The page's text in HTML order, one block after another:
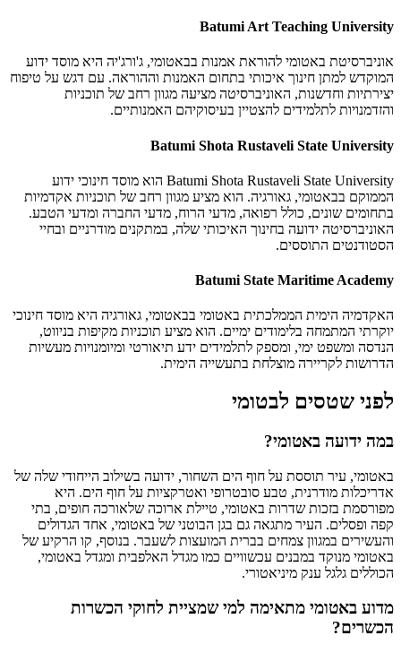
Batumi Art Teaching University
אוניברסיטת באטומי להוראת אמנות בבאטומי, ג'ורג'יה היא מוסד ידוע
המוקדש למתן חינוך איכותי בתחום האמנות וההוראה. עם דגש על טיפוח
יצירתיות וחדשנות, האוניברסיטה מציעה מגוון רחב של תוכניות
והזדמנויות לתלמידים להצטיין בעיסוקיהם האמנותיים.
Batumi Shota Rustaveli State University
Batumi Shota Rustaveli State University הוא מוסד חינוכי ידוע
הממוקם בבאטומי, גאורגיה. הוא מציע מגוון רחב של תוכניות אקדמיות
בתחומים שונים, כולל רפואה, מדעי הרוח, מדעי החברה ומדעי הטבע.
האוניברסיטה ידועה בחינוך האיכותי שלה, במתקנים מודרניים ובחיי
הסטודנטים התוססים.
Batumi State Maritime Academy
האקדמיה הימית הממלכתית באטומי בבאטומי, גאורגיה היא מוסד חינוכי
יוקרתי המתמחה בלימודים ימיים. הוא מציע תוכניות מקיפות בניווט,
הנדסה ומשפט ימי, ומספק לתלמידים ידע תיאורטי ומיומנויות מעשיות
הדרושות לקריירה מוצלחת בתעשייה הימית.
לפני שטסים לבטומי
במה ידועה באטומי?
באטומי, עיר תוססת על חוף הים השחור, ידועה בשילוב הייחודי שלה של
אדריכלות מודרנית, טבע סובטרופי ואטרקציות על חוף הים. היא
מפורסמת בזכות שדרות באטומי, טיילת ארוכה שלאורכה חופים, בתי
קפה ופסלים. העיר מתגאה גם בגן הבוטני של באטומי, אחד הגדולים
והעשירים במגוון צמחים בברית המועצות לשעבר. בנוסף, קו הרקיע של
באטומי מנוקד במבנים עכשוויים כמו מגדל האלפבית ומגדל באטומי,
הכוללים גלגל ענק מיניאטורי.
מדוע באטומי מתאימה למי שמציית לחוקי הכשרות
הכשרים?